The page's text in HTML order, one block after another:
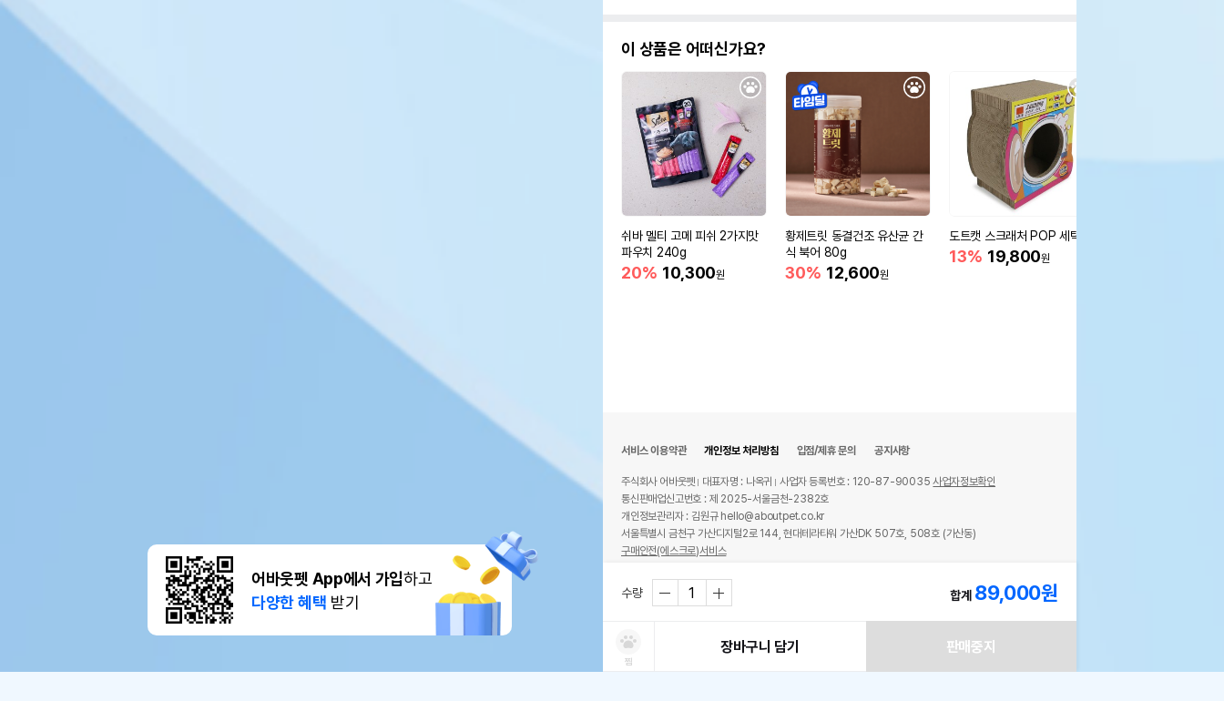
어바웃펫 App에서 가입하고
다양한 혜택 받기
이 상품은 어떠신가요?
쉬바 멜티 고메 피쉬 2가지맛
파우치 240g
20% 10,300원
황제트릿 동결건조 유산균 간
식 북어 80g
30% 12,600원
도트캣 스크래처 POP 세탁기
13% 19,800원
수량 합계 89,000원
찜
장바구니 담기 판매중지
서비스 이용약관 개인정보 처리방침 입점/제휴 문의 공지사항
주식회사 어바웃펫 대표자명 : 나옥귀 사업자 등록번호 : 120-87-90035사업자정보확인
통신판매업신고번호 : 제 2025-서울금천-2382호
개인정보관리자 : 김원규 hello@aboutpet.co.kr
서울특별시 금천구 가산디지털2로 144, 현대테라타워 가산DK 507호, 508호 (가산동)
구매안전(에스크로)서비스